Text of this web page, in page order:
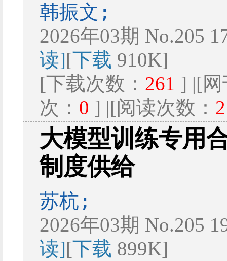
韩振文;
2026年03期 No.205
读][下载 910K]
[下载次数： 261 ] |[
次： 0 ] |[阅读次数：
大模型训练专用
制度供给
苏杭;
2026年03期 No.205
读][下载 899K]